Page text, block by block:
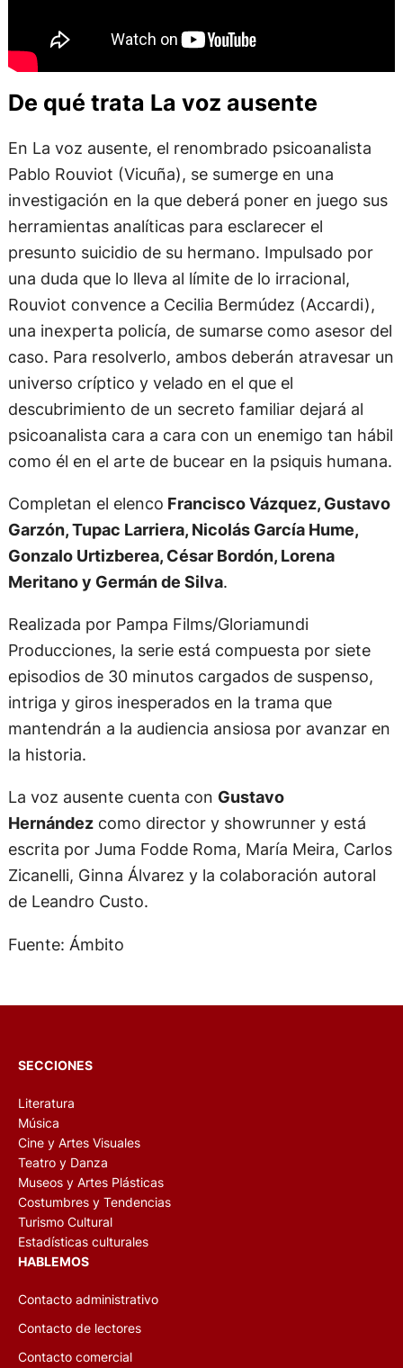
De qué trata La voz ausente
En La voz ausente, el renombrado psicoanalista
Pablo Rouviot (Vicuña), se sumerge en una
investigación en la que deberá poner en juego sus
herramientas analíticas para esclarecer el
presunto suicidio de su hermano. Impulsado por
una duda que lo lleva al límite de lo irracional,
Rouviot convence a Cecilia Bermúdez (Accardi),
una inexperta policía, de sumarse como asesor del
caso. Para resolverlo, ambos deberán atravesar un
universo críptico y velado en el que el
descubrimiento de un secreto familiar dejará al
psicoanalista cara a cara con un enemigo tan hábil
como él en el arte de bucear en la psiquis humana.
Completan el elenco Francisco Vázquez, Gustavo
Garzón, Tupac Larriera, Nicolás García Hume,
Gonzalo Urtizberea, César Bordón, Lorena
Meritano y Germán de Silva.
Realizada por Pampa Films/Gloriamundi
Producciones, la serie está compuesta por siete
episodios de 30 minutos cargados de suspenso,
intriga y giros inesperados en la trama que
mantendrán a la audiencia ansiosa por avanzar en
la historia.
La voz ausente cuenta con Gustavo
Hernándezcomo director y showrunner y está
escrita por Juma Fodde Roma, María Meira, Carlos
Zicanelli, Ginna Álvarez y la colaboración autoral
de Leandro Custo.
Fuente: Ámbito
SECCIONES
Literatura
Música
Cine y Artes Visuales
Teatro y Danza
Museos y Artes Plásticas
Costumbres y Tendencias
Turismo Cultural
Estadísticas culturales
HABLEMOS
Contacto administrativo
Contacto de lectores
Contacto comercial